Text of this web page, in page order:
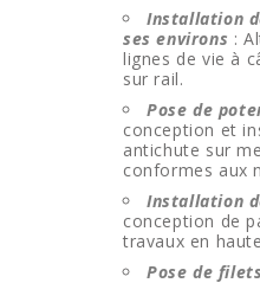
Installation
ses environs :
lignes de vie à
sur rail.
Pose de
conception et
antichute sur
conformes aux
Installation
conception de
travaux en
Pose de